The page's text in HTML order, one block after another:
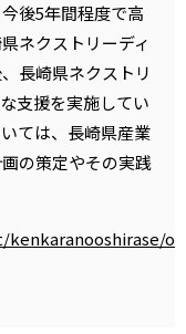
後5年間程度で高
ネクストリーディ
長崎県ネクストリ
支援を実施してい
ては、長崎県産業
の策定やその実践